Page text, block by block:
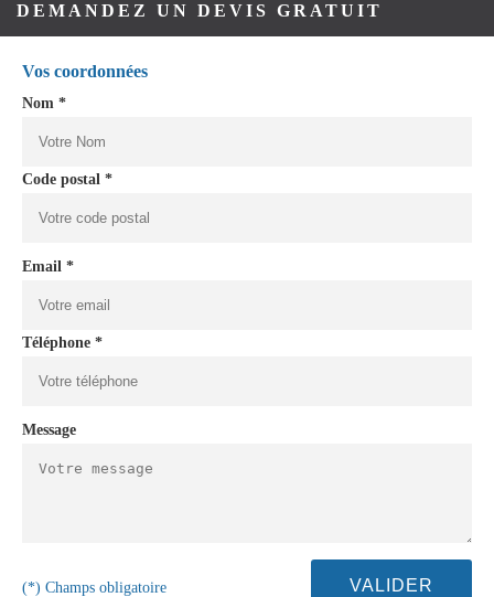
DEMANDEZ UN DEVIS GRATUIT
Vos coordonnées
Nom *
Code postal *
Email *
Téléphone *
Message
(*) Champs obligatoire